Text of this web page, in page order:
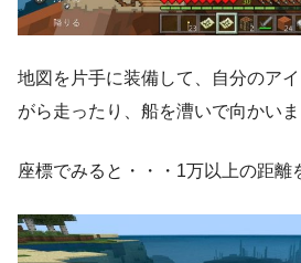
地図を片手に装備して、自分のア
がら走ったり、船を漕いで向かいま
座標でみると・・・1万以上の距離